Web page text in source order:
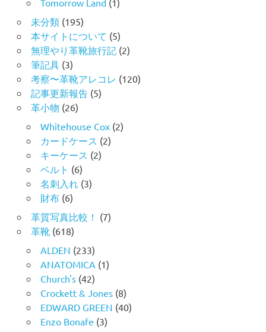
未分類(195)
本サイトについて (5)
無理やり革靴旅行記 (2)
筆記具(3)
考察〜革靴アレコレ (120)
記事更新報告(5)
革小物 (26)
Whitehouse Cox(2)
カードケース (2)
キーケース (2)
ベルト (6)
名刺入れ (3)
財布(6)
革質写真比較！ (7)
革靴(618)
ALDEN (233)
ANATOMICA (1)
Church's(42)
Crockett & Jones(8)
EDWARD GREEN (40)
Enzo Bonafe (3)